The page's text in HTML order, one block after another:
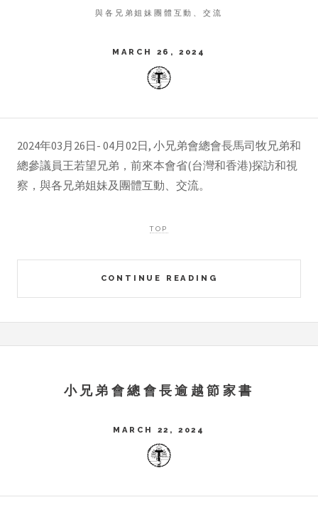
與各兄弟姐妹團體互動、交流
MARCH 26, 2024
2024年03月26日- 04月02日, 小兄弟會總會長馬司牧兄弟和
總參議員王若望兄弟，前來本會省(台灣和香港)探訪和視
察，與各兄弟姐妹及團體互動、交流。
CONTINUE READING
TOP
小兄弟會總會長逾越節家書
MARCH 22, 2024